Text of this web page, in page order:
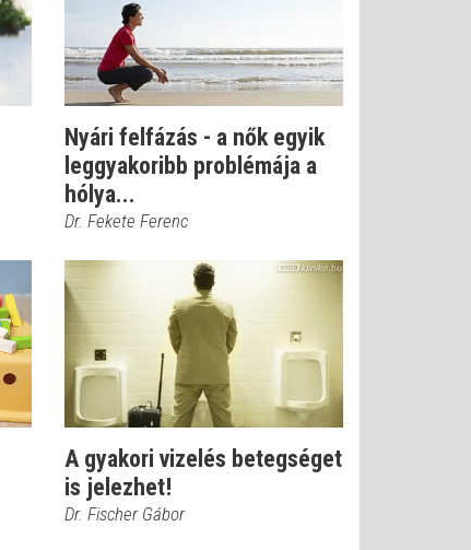
Nyári felfázás - a nők egyik
leggyakoribb problémája a
hólya...
Dr. Fekete Ferenc
A gyakori vizelés betegséget
is jelezhet!
Dr. Fischer Gábor